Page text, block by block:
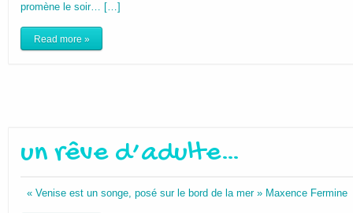
promène le soir… […]
Read more »
un rêve d’adulte…
« Venise est un songe, posé sur le bord de la mer » Maxence Fermine